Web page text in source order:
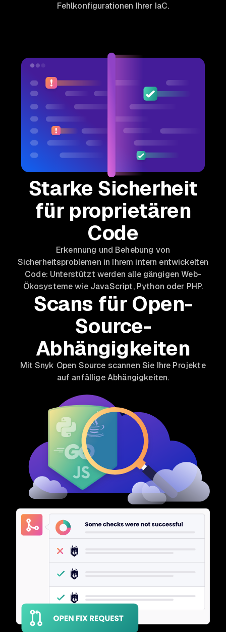
Fehlkonfigurationen Ihrer IaC.
Starke Sicherheit
für proprietären
Code
Erkennung und Behebung von
Sicherheitsproblemen in Ihrem intern entwickelten
Code: Unterstützt werden alle gängigen Web-
Ökosysteme wie JavaScript, Python oder PHP.
Scans für Open-
Source-
Abhängigkeiten
Mit Snyk Open Source scannen Sie Ihre Projekte
auf anfällige Abhängigkeiten.